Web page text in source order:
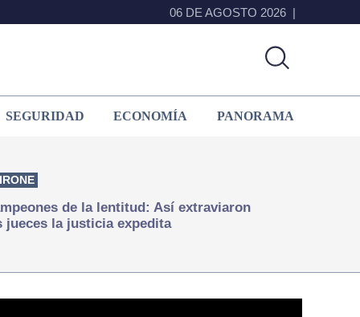
06 DE AGOSTO 2026
SEGURIDAD ECONOMÍA PANORAMA
de la lentitud: Así extraviaron
jueces la justicia expedita